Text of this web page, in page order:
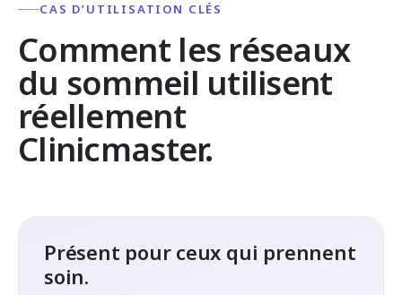
CAS D’UTILISATION CLÉS
Comment les réseaux
du sommeil utilisent
réellement
Clinicmaster.
Présent pour ceux qui prennent
soin.